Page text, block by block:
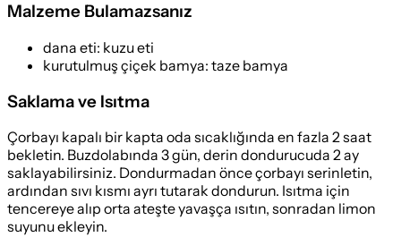
Malzeme Bulamazsanız
dana eti: kuzu eti
kurutulmuş çiçek bamya: taze bamya
Saklama ve Isıtma
Çorbayı kapalı bir kapta oda sıcaklığında en fazla 2 saat
bekletin. Buzdolabında 3 gün, derin dondurucuda 2 ay
saklayabilirsiniz. Dondurmadan önce çorbayı serinletin,
ardından sıvı kısmı ayrı tutarak dondurun. Isıtma için
tencereye alıp orta ateşte yavaşça ısıtın, sonradan limon
suyunu ekleyin.